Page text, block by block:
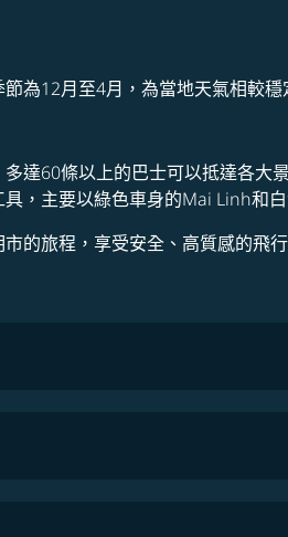
為12月至4月，為當地天氣相較
達60條以上的巴士可以抵達各
，主要以綠色車身的Mai Linh和
的旅程，享受安全、高質感的飛